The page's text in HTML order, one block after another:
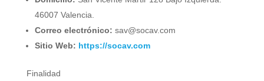
46007 Valencia.
Correo electrónico: sav@socav.com
Sitio Web: https://socav.com
Finalidad